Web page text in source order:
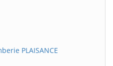
PLAISANCE